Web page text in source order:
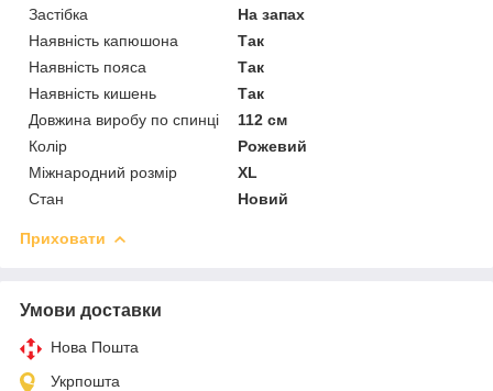
Застібка
На запах
Наявність капюшона
Так
Наявність пояса
Так
Наявність кишень
Так
Довжина виробу по спинці
112 см
Колір
Рожевий
Міжнародний розмір
XL
Стан
Новий
Приховати
Умови доставки
Нова Пошта
Укрпошта